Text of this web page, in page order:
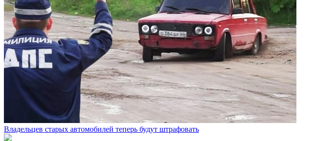
Владельцев старых автомобилей теперь будут штрафовать